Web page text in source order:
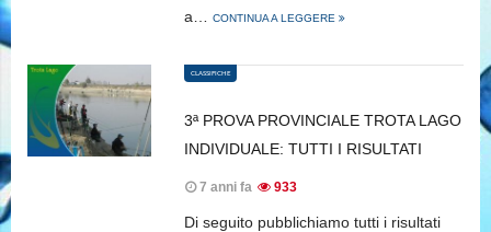
a…
CONTINUA A LEGGERE
CLASSIFICHE
3ª PROVA PROVINCIALE TROTA LAGO
INDIVIDUALE: TUTTI I RISULTATI
7 anni fa 933
Di seguito pubblichiamo tutti i risultati